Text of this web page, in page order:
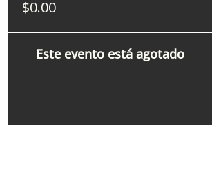
$0.00
Este evento está agotado